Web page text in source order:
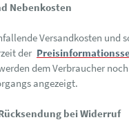
Nebenkosten
Versandkosten und
der
dem Verbraucher
angezeigt.
bei Widerruf